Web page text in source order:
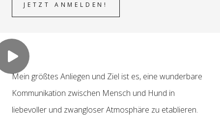
JETZT ANMELDEN!
Mein größtes Anliegen und Ziel ist es, eine wunderbare
Kommunikation zwischen Mensch und Hund in
liebevoller und zwangloser Atmosphäre zu etablieren.